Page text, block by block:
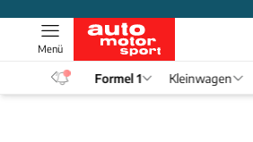
Menü
Formel 1 Kleinwagen